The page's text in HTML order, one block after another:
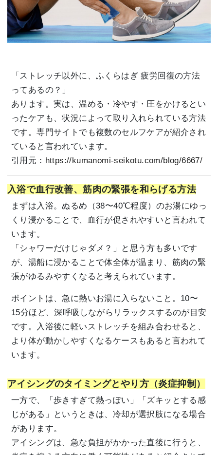
「ストレッチ以外に、ふくらはぎ 疲労回復の方法
ってあるの？」
あります。実は、温める・冷やす・圧をかけるとい
ったケアも、状況によって取り入れられている方法
です。専門サイトでも複数のセルフケアが紹介され
ていると言われています。
引用元： https://kumanomi-seikotu.com/blog/6667/
入浴で血行改善、筋肉の緊張を和らげる方法
まずは入浴。ぬるめ（38〜40℃程度）のお湯にゆっ
くり浸かることで、血行が促されやすいと言われて
います。
「シャワーだけじゃダメ？」と思う方も多いです
が、湯船に浸かることで体全体が温まり、筋肉の緊
張がゆるみやすくなると考えられています。
ポイントは、急に熱いお湯に入らないこと。10〜
15分ほど、深呼吸しながらリラックスするのが目安
です。入浴後に軽いストレッチを組み合わせると、
より体が動かしやすくなるケースもあると言われて
います。
アイシングのタイミングとやり方（炎症抑制）
一方で、「歩きすぎて熱っぽい」「ズキッとする感
じがある」というときは、冷却が選択肢になる場合
があります。
アイシングは、急な負担がかかった直後に行うと、